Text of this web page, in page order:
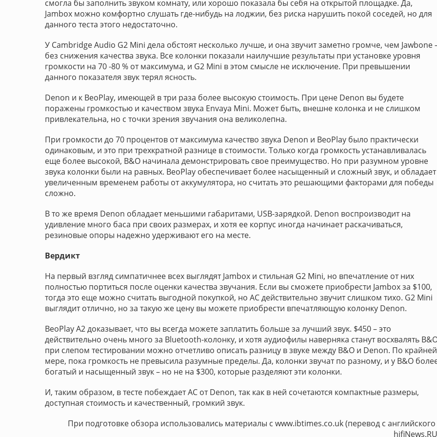
смогла бы заполнить звуком комнату, или хорошо показала бы себя на открытой площадке. Да,
Jambox можно комфортно слушать где-нибудь на лоджии, без риска нарушить покой соседей, но для
данного теста этого недостаточно.
У Cambridge Audio G2 Mini дела обстоят несколько лучше, и она звучит заметно громче, чем Jawbone
без снижения качества звука. Все колонки показали наилучшие результаты при установке уровня
громкости на 70 -80 % от максимума, и G2 Mini в этом смысле не исключение. При превышении
данного показателя звук терял ясность.
Denon и к BeoPlay, имеющей в три раза более высокую стоимость. При цене Denon вы будете
поражены громкостью и качеством звука Envaya Mini. Может быть, внешне колонка и не слишком
привлекательна, но с точки зрения звучания она великолепна.
При громкости до 70 процентов от максимума качество звука Denon и BeoPlay было практически
одинаковым, и это при трехкратной разнице в стоимости. Только когда громкость устанавливалась
еще более высокой, B&O начинала демонстрировать свое преимущество. Но при разумном уровне
звука колонки были на равных. BeoPlay обеспечивает более насыщенный и сложный звук, и обладает
увеличенным временем работы от аккумулятора, но считать это решающими факторами для победы
сложно.
В то же время Denon обладает меньшими габаритами, USB-зарядкой. Denon воспроизводит на
удивление много баса при своих размерах, и хотя ее корпус иногда начинает раскачиваться,
резиновые опоры надежно удерживают его на месте.
Вердикт
На первый взгляд симпатичнее всех выглядят Jambox и стильная G2 Mini, но впечатление от них
полностью портиться после оценки качества звучания. Если вы сможете приобрести Jambox за $100,
тогда это еще можно считать выгодной покупкой, но АС действительно звучит слишком тихо. G2 Mini
выглядит отлично, но за такую же цену вы можете приобрести впечатляющую колонку Denon.
BeoPlay A2 доказывает, что вы всегда можете заплатить больше за лучший звук. $450 – это
действительно очень много за Bluetooth-колонку, и хотя аудиофилы наверняка станут восхвалять
при слепом тестировании можно отчетливо описать разницу в звуке между B&O и Denon. По крайней
мере, пока громкость не превысила разумные пределы. Да, колонки звучат по разному, и у B&O
богатый и насыщенный звук – но не на $300, которые разделяют эти колонки.
И, таким образом, в тесте побеждает АС от Denon, так как в ней сочетаются компактные размеры,
доступная стоимость и качественный, громкий звук.
При подготовке обзора использовались материалы с www.ibtimes.co.uk (перевод с английского